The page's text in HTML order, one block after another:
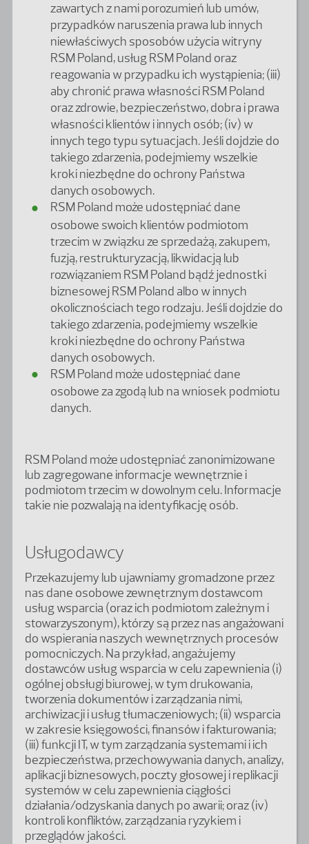
zawartych z nami porozumień lub umów,
przypadków naruszenia prawa lub innych
niewłaściwych sposobów użycia witryny
RSM Poland, usług RSM Poland oraz
reagowania w przypadku ich wystąpienia; (iii)
aby chronić prawa własności RSM Poland
oraz zdrowie, bezpieczeństwo, dobra i prawa
własności klientów i innych osób; (iv) w
innych tego typu sytuacjach. Jeśli dojdzie do
takiego zdarzenia, podejmiemy wszelkie
kroki niezbędne do ochrony Państwa
danych osobowych.
RSM Poland może udostępniać dane
osobowe swoich klientów podmiotom
trzecim w związku ze sprzedażą, zakupem,
fuzją, restrukturyzacją, likwidacją lub
rozwiązaniem RSM Poland bądź jednostki
biznesowej RSM Poland albo w innych
okolicznościach tego rodzaju. Jeśli dojdzie do
takiego zdarzenia, podejmiemy wszelkie
kroki niezbędne do ochrony Państwa
danych osobowych.
RSM Poland może udostępniać dane
osobowe za zgodą lub na wniosek podmiotu
danych.
RSM Poland może udostępniać zanonimizowane
lub zagregowane informacje wewnętrznie i
podmiotom trzecim w dowolnym celu. Informacje
takie nie pozwalają na identyfikację osób.
Usługodawcy
Przekazujemy lub ujawniamy gromadzone przez
nas dane osobowe zewnętrznym dostawcom
usług wsparcia (oraz ich podmiotom zależnym i
stowarzyszonym), którzy są przez nas angażowani
do wspierania naszych wewnętrznych procesów
pomocniczych. Na przykład, angażujemy
dostawców usług wsparcia w celu zapewnienia (i)
ogólnej obsługi biurowej, w tym drukowania,
tworzenia dokumentów i zarządzania nimi,
archiwizacji i usług tłumaczeniowych; (ii) wsparcia
w zakresie księgowości, finansów i fakturowania;
(iii) funkcji IT, w tym zarządzania systemami i ich
bezpieczeństwa, przechowywania danych, analizy,
aplikacji biznesowych, poczty głosowej i replikacji
systemów w celu zapewnienia ciągłości
działania/odzyskania danych po awarii; oraz (iv)
kontroli konfliktów, zarządzania ryzykiem i
przeglądów jakości.